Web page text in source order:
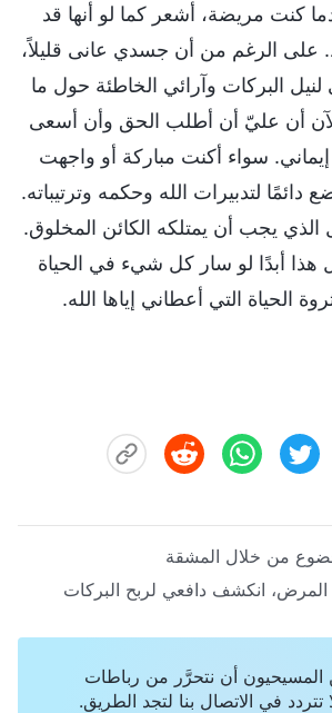
كنت مريضة، أشعر كما لو أنها قد
على الرغم من أن جسدي عانى قليلاً،
البركات وآرائي الخاطئة حول ما
أن عليّ أن أطلب الحق وأن أسعى
سواء أكنت مباركة أو واجهت
لتدبيرات الله وحكمه وترتيباته.
الذي يجب أن يمتلكه الكائن المخلوق.
أبدًا لو سار كل شيء في الحياة
الحياة التي أعطاني إياها الله.
المسيحيون أن نتحرَّر من رباطات
في الاتصال بنا لتجد الطريق.